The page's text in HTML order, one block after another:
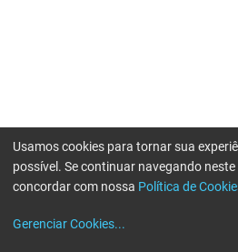
Usamos cookies para tornar sua
possível. Se continuar navegando
concordar com nossa Política de
Gerenciar Cookies...
Erro ao enviar informações, por favor